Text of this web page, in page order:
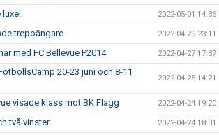
luxe! 2022-05-01 14:36
trepoängare 2022-04-29 23:11
med FC Bellevue P2014 2022-04-27 17:37
20-23 juni och 8-11
2022-04-25 14:21
visade klass mot BK Flagg 2022-04-24 19:20
två vinster 2022-04-24 18:31